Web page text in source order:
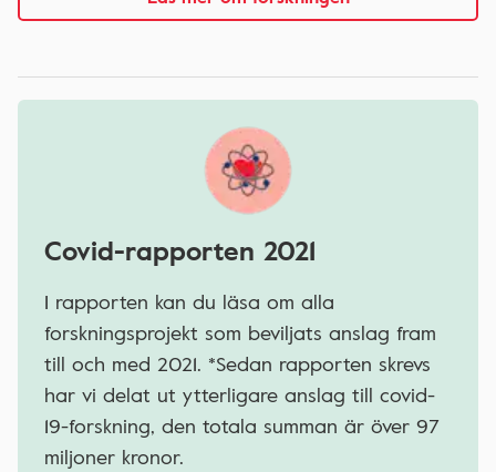
Covid-rapporten 2021
I rapporten kan du läsa om alla
forskningsprojekt som beviljats anslag fram
till och med 2021. *Sedan rapporten skrevs
har vi delat ut ytterligare anslag till covid-
19-forskning, den totala summan är över 97
miljoner kronor.